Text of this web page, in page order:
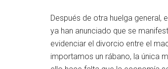
Después de otra huelga general,
ya han anunciado que se
evidenciar el divorcio entre el
importamos un rábano, la única